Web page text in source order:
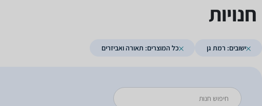
חנויות
ישובים: רמת גן כל המוצרים: תאורה ואביזרים